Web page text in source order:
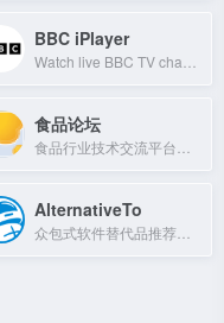
BBC iPlayer
食品论坛
AlternativeTo